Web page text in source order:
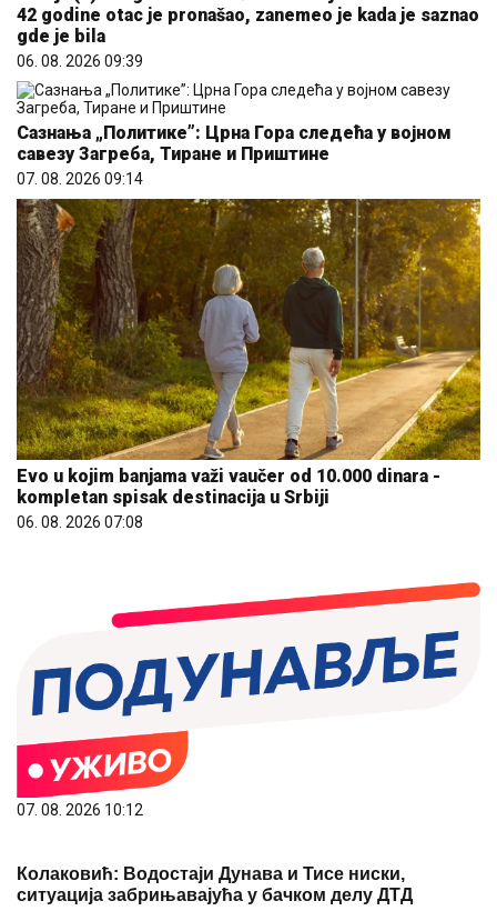
42 godine otac je pronašao, zanemeo je kada je saznao
gde je bila
06. 08. 2026 09:39
Сазнања „Политике”: Црна Гора следећа у војном
савезу Загреба, Тиране и Приштине
07. 08. 2026 09:14
Evo u kojim banjama važi vaučer od 10.000 dinara -
kompletan spisak destinacija u Srbiji
06. 08. 2026 07:08
07. 08. 2026 10:12
Колаковић: Водостаји Дунава и Тисе ниски,
ситуација забрињавајућа у бачком делу ДТД